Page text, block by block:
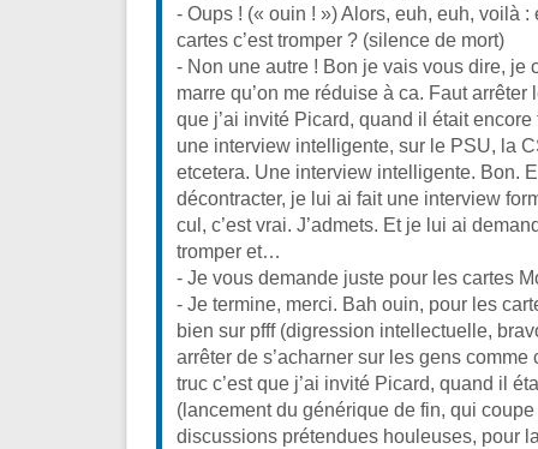
- Oups ! (« ouin ! ») Alors, euh, euh, voilà
cartes c’est tromper ? (silence de mort)
- Non une autre ! Bon je vais vous dire, je
marre qu’on me réduise à ca. Faut
que j’ai invité Picard, quand il était
une interview intelligente, sur le PSU, la
etcetera. Une interview intelligente. Bon.
décontracter, je lui ai fait une interview
cul, c’est vrai. J’admets. Et je lui ai
tromper et…
- Je vous demande juste pour les cartes
- Je termine, merci. Bah ouin, pour les
bien sur pfff (digression intellectuelle,
arrêter de s’acharner sur les gens comme
truc c’est que j’ai invité Picard, quand il
(lancement du générique de fin, qui
discussions prétendues houleuses, pour